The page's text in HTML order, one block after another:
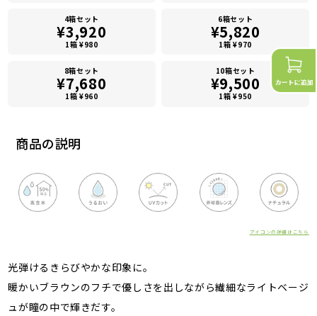
商品の説明
アイコンの詳細はこちら
光弾けるきらびやかな印象に。
暖かいブラウンのフチで優しさを出しながら繊細なライトベージ
ュが瞳の中で輝きだす。
4箱セット
¥3,920
1箱 ¥980
6箱セット
¥5,820
1箱 ¥970
8箱セット
¥7,680
1箱 ¥960
10箱セット
¥9,500
1箱 ¥950